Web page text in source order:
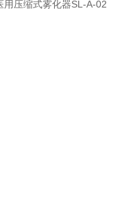
用压缩式雾化器SL-A-02